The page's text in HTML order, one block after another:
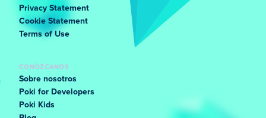
Privacy Statement
Cookie Statement
Terms of Use
CONÓZCANOS
Sobre nosotros
Poki for Developers
Poki Kids